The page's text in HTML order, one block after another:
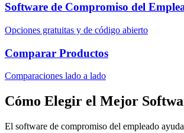
Software de Compromiso del
Opciones gratuitas y de código abierto
Comparar Productos
Comparaciones lado a lado
Cómo Elegir el Mejor
El software de compromiso del empleado